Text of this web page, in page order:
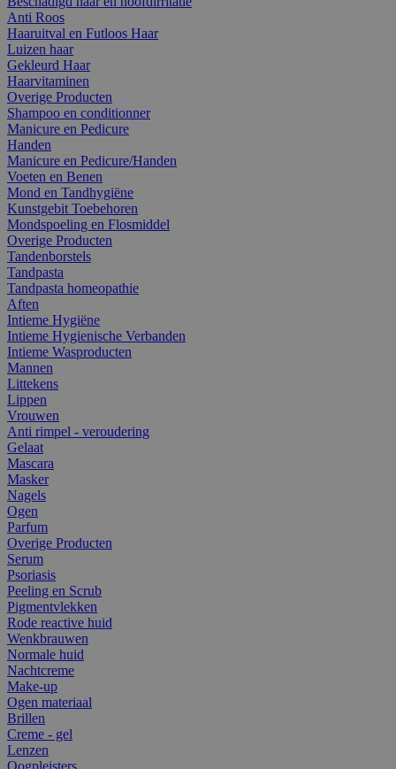
Anti Roos
Haaruitval en Futloos Haar
Luizen haar
Gekleurd Haar
Haarvitaminen
Overige Producten
Shampoo en conditionner
Manicure en Pedicure
Handen
Manicure en Pedicure/Handen
Voeten en Benen
Mond en Tandhygiëne
Kunstgebit Toebehoren
Mondspoeling en Flosmiddel
Overige Producten
Tandenborstels
Tandpasta
Tandpasta homeopathie
Aften
Intieme Hygiëne
Intieme Hygienische Verbanden
Intieme Wasproducten
Mannen
Littekens
Lippen
Vrouwen
Anti rimpel - veroudering
Gelaat
Mascara
Masker
Nagels
Ogen
Parfum
Overige Producten
Serum
Psoriasis
Peeling en Scrub
Pigmentvlekken
Rode reactive huid
Wenkbrauwen
Normale huid
Nachtcreme
Make-up
Ogen materiaal
Brillen
Creme - gel
Lenzen
Oogpleisters